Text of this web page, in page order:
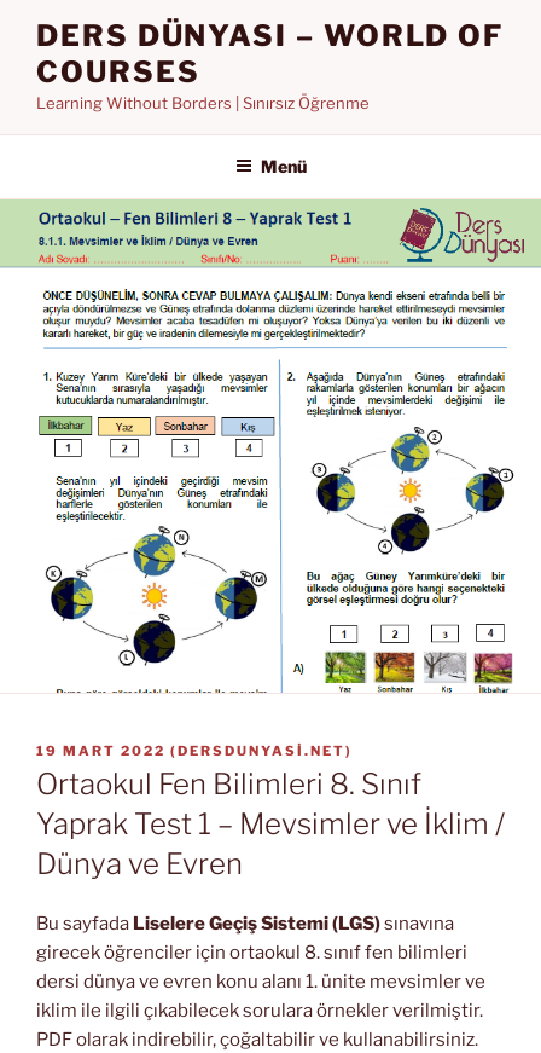
DERS DÜNYASI – WORLD OF
COURSES
Learning Without Borders | Sınırsız Öğrenme
Menü
YAYIM
TARIHI
19 MART 2022 (DERSDUNYASI.NET)
Ortaokul Fen Bilimleri 8. Sınıf
Yaprak Test 1 – Mevsimler ve İklim /
Dünya ve Evren
Bu sayfada Liselere Geçiş Sistemi (LGS)sınavına
girecek öğrenciler için ortaokul 8. sınıf fen bilimleri
dersi dünya ve evren konu alanı 1. ünite mevsimler ve
iklim ile ilgili çıkabilecek sorulara örnekler verilmiştir.
PDF olarak indirebilir, çoğaltabilir ve kullanabilirsiniz.